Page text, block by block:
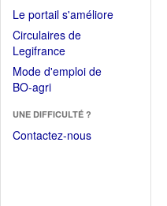
Le portail s'améliore(Fichier
Circulaires de
Legifrance(Ouvrir
dans
une
fenêtre)
Mode d'emploi de
BO-agri(Ouvrir
une
nouvelle
UNE DIFFICULTÉ ?
Contactez-nous